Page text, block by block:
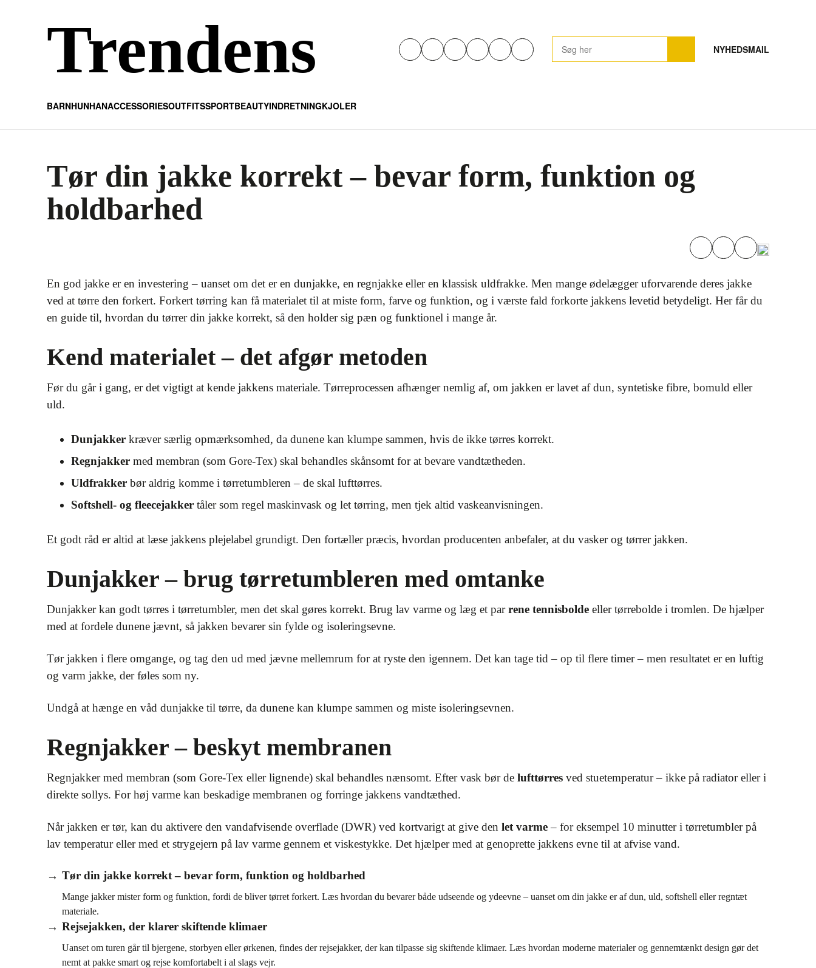
Trendens NYHEDSMAIL
BARNHUNHANACCESSORIESOUTFITSSPORTBEAUTYINDRETNINGKJOLER
Tør din jakke korrekt – bevar form, funktion og
holdbarhed
En god jakke er en investering – uanset om det er en dunjakke, en regnjakke eller en klassisk uldfrakke. Men mange ødelægger uforvarende deres jakke
ved at tørre den forkert. Forkert tørring kan få materialet til at miste form, farve og funktion, og i værste fald forkorte jakkens levetid betydeligt. Her får du
en guide til, hvordan du tørrer din jakke korrekt, så den holder sig pæn og funktionel i mange år.
Kend materialet – det afgør metoden
Før du går i gang, er det vigtigt at kende jakkens materiale. Tørreprocessen afhænger nemlig af, om jakken er lavet af dun, syntetiske fibre, bomuld eller
uld.
Dunjakker kræver særlig opmærksomhed, da dunene kan klumpe sammen, hvis de ikke tørres korrekt.
Regnjakker med membran (som Gore-Tex) skal behandles skånsomt for at bevare vandtætheden.
Uldfrakker bør aldrig komme i tørretumbleren – de skal lufttørres.
Softshell- og fleecejakker tåler som regel maskinvask og let tørring, men tjek altid vaskeanvisningen.
Et godt råd er altid at læse jakkens plejelabel grundigt. Den fortæller præcis, hvordan producenten anbefaler, at du vasker og tørrer jakken.
Dunjakker – brug tørretumbleren med omtanke
Dunjakker kan godt tørres i tørretumbler, men det skal gøres korrekt. Brug lav varme og læg et parrene tennisbolde eller tørrebolde i tromlen. De hjælper
med at fordele dunene jævnt, så jakken bevarer sin fylde og isoleringsevne.
Tør jakken i flere omgange, og tag den ud med jævne mellemrum for at ryste den igennem. Det kan tage tid – op til flere timer – men resultatet er en luftig
og varm jakke, der føles som ny.
Undgå at hænge en våd dunjakke til tørre, da dunene kan klumpe sammen og miste isoleringsevnen.
Regnjakker – beskyt membranen
Regnjakker med membran (som Gore-Tex eller lignende) skal behandles nænsomt. Efter vask bør de lufttørres ved stuetemperatur – ikke på radiator eller i
direkte sollys. For høj varme kan beskadige membranen og forringe jakkens vandtæthed.
Når jakken er tør, kan du aktivere den vandafvisende overflade (DWR) ved kortvarigt at give den let varme– for eksempel 10 minutter i tørretumbler på
lav temperatur eller med et strygejern på lav varme gennem et viskestykke. Det hjælper med at genoprette jakkens evne til at afvise vand.
Tør din jakke korrekt – bevar form, funktion og holdbarhed
Mange jakker mister form og funktion, fordi de bliver tørret forkert. Læs hvordan du bevarer både udseende og ydeevne – uanset om din jakke er af dun, uld, softshell eller regntæt
materiale.
Rejsejakken, der klarer skiftende klimaer
Uanset om turen går til bjergene, storbyen eller ørkenen, findes der rejsejakker, der kan tilpasse sig skiftende klimaer. Læs hvordan moderne materialer og gennemtænkt design gør det
nemt at pakke smart og rejse komfortabelt i al slags vejr.